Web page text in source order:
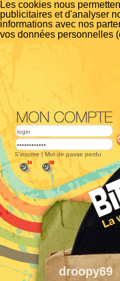
Les cookies nous
publicitaires et d'analyser
informations avec nos
vos données personnelles
S'inscrire | Mot de passe perdu
droopy69